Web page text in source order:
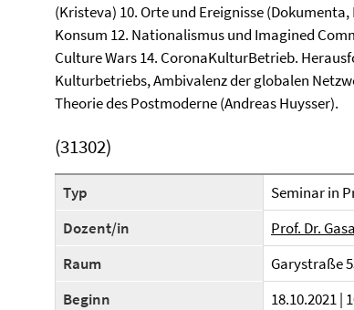
(Kristeva) 10. Orte und Ereignisse
Konsum 12. Nationalismus und Imagined
Culture Wars 14. CoronaKulturBetrieb.
Kulturbetriebs, Ambivalenz der globalen
Theorie des Postmoderne (Andreas Huysser).
(31302)
Typ
Seminar in
Dozent/in
Prof. Dr.
Raum
Garystraße
Beginn
18.10.2021 |